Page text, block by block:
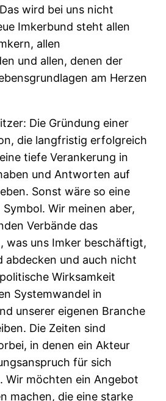
wird bei uns nicht
Imkerbund steht allen
allen
und allen, denen der
am Herzen
Die Gründung einer
die langfristig erfolgreich
tiefe Verankerung in
und Antworten auf
Sonst wäre so eine
Wir meinen aber,
Verbände das
was uns Imker beschäftigt,
abdecken und auch nicht
Wirksamkeit
Systemwandel in
unserer eigenen Branche
Die Zeiten sind
in denen ein Akteur
für sich
Wir möchten ein Angebot
machen, die eine starke